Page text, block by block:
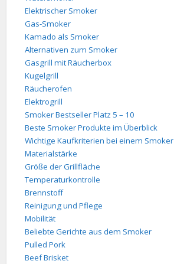
Elektrischer Smoker
Gas-Smoker
Kamado als Smoker
Alternativen zum Smoker
Gasgrill mit Räucherbox
Kugelgrill
Räucherofen
Elektrogrill
Smoker Bestseller Platz 5 – 10
Beste Smoker Produkte im Überblick
Wichtige Kaufkriterien bei einem Smoker
Materialstärke
Größe der Grillfläche
Temperaturkontrolle
Brennstoff
Reinigung und Pflege
Mobilität
Beliebte Gerichte aus dem Smoker
Pulled Pork
Beef Brisket